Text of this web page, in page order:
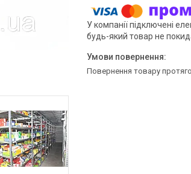
У компанії підключені
будь-який товар не
повернення товару